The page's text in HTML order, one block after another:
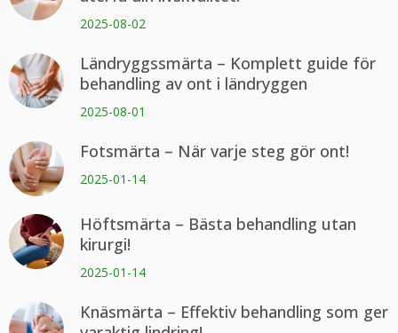
2025-08-02
Ländryggssmärta – Komplett guide för
behandling av ont i ländryggen
2025-08-01
Fotsmärta – När varje steg gör ont!
2025-01-14
Höftsmärta – Bästa behandling utan
kirurgi!
2025-01-14
Knäsmärta – Effektiv behandling som ger